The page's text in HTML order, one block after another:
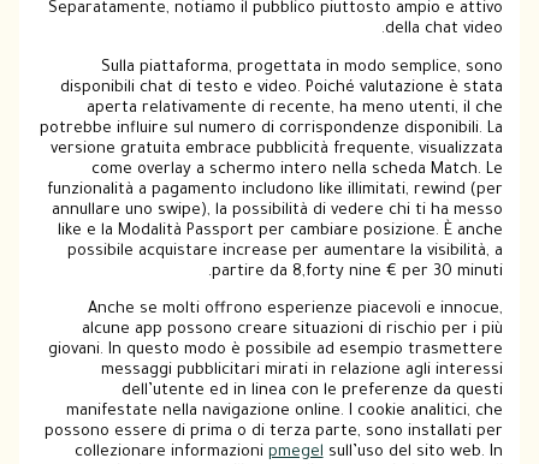
Separatamente, notiamo il pubblico piuttosto ampio e attivo
della chat video.
Sulla piattaforma, progettata in modo semplice, sono
disponibili chat di testo e video. Poiché valutazione è stata
aperta relativamente di recente, ha meno utenti, il che
potrebbe influire sul numero di corrispondenze disponibili. La
versione gratuita embrace pubblicità frequente, visualizzata
come overlay a schermo intero nella scheda Match. Le
funzionalità a pagamento includono like illimitati, rewind (per
annullare uno swipe), la possibilità di vedere chi ti ha messo
like e la Modalità Passport per cambiare posizione. È anche
possibile acquistare increase per aumentare la visibilità, a
partire da 8,forty nine € per 30 minuti.
Anche se molti offrono esperienze piacevoli e innocue,
alcune app possono creare situazioni di rischio per i più
giovani. In questo modo è possibile ad esempio trasmettere
messaggi pubblicitari mirati in relazione agli interessi
dell’utente ed in linea con le preferenze da questi
manifestate nella navigazione online. I cookie analitici, che
possono essere di prima o di terza parte, sono installati per
collezionare informazioni pmegelsull’uso del sito web. In